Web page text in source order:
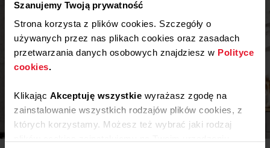
Szanujemy Twoją prywatność
Strona korzysta z plików cookies. Szczegóły o
używanych przez nas plikach cookies oraz zasadach
przetwarzania danych osobowych znajdziesz w Polityce
cookies.
Klikając Akceptuję wszystkie wyrażasz zgodę na
zainstalowanie wszystkich rodzajów plików cookies, z
których korzystamy. Możesz też wybrać jaki rodzaj
Inspiracje